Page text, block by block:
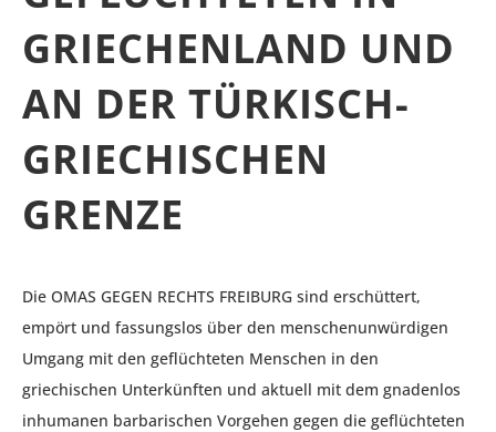
GRIECHENLAND UND
AN DER TÜRKISCH-
GRIECHISCHEN
GRENZE
Die OMAS GEGEN RECHTS FREIBURG sind erschüttert,
empört und fassungslos über den menschenunwürdigen
Umgang mit den geflüchteten Menschen in den
griechischen Unterkünften und aktuell mit dem gnadenlos
inhumanen barbarischen Vorgehen gegen die geflüchteten